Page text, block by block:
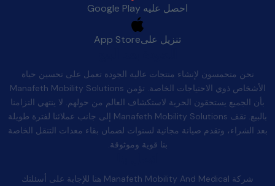
احصل عليه Google Play
تنزيل علىApp Store
نحن متحمسون لإنشاء منتجات عالية الجودة تعمل على تحسين حياة
الأشخاص ذوي الاحتياجات الخاصة. تؤمن Manafeth Mobility Solutions
بأن الجميع يستحقون الحرية لاستكشاف العالم من حولهم. لا ينتهي التزامنا
بالبيع. تقف Manafeth Mobility Solutions إلى جانب عملائنا لفترة طويلة
بعد الشراء، وتقدم صيانة مجانية لسنوات لضمان بقاء معدات التنقل الخاصة
بنا قوية وموثوقة.
شركة Manafeth Mobility And Medical هنا للإجابة على أسئلتك